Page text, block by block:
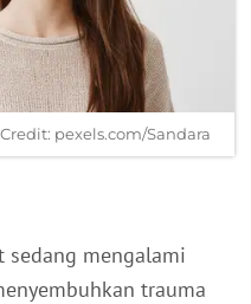
pexels.com/Sandara
sedang mengalami
trauma